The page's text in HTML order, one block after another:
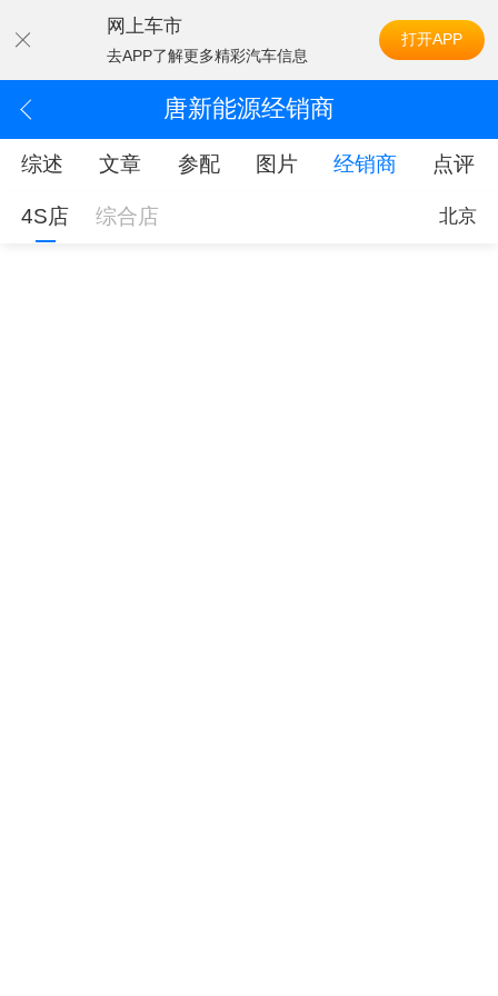
网上车市
去APP了解更多精彩汽车信息
打开APP
唐新能源经销商
综述 文章 参配 图片 经销商 点评
4S店 综合店 北京